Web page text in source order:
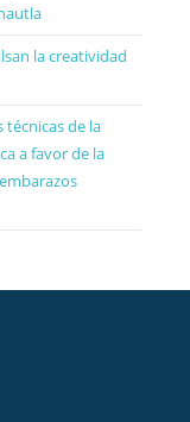
la creatividad
técnicas de la
a favor de la